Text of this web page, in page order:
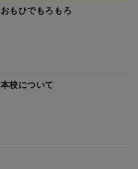
おもひでもろもろ
本校について